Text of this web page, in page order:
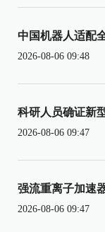
中国机器人适配
2026-08-06 09:48
科研人员确证新
2026-08-06 09:47
强流重离子加速
2026-08-06 09:47